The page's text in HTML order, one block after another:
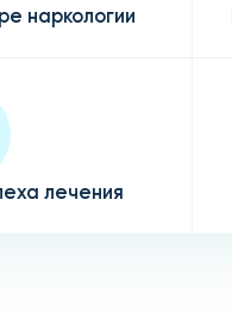
наркологии
лечения